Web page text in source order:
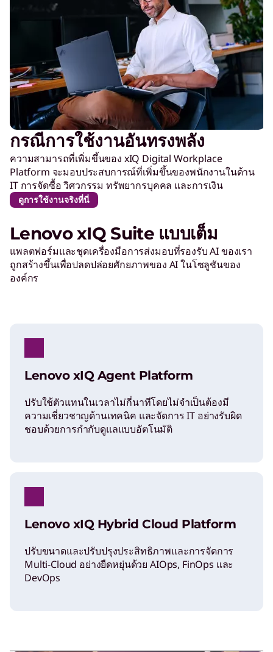
กรณีการใช้งานอันทรงพลัง
ความสามารถที่เพิ่มขึ้นของ xIQ Digital Workplace
Platform จะมอบประสบการณ์ที่เพิ่มขึ้นของพนักงานในด้าน
IT การจัดซื้อ วิศวกรรม ทรัพยากรบุคคล และการเงิน
ดูการใช้งานจริงที่นี่
Lenovo xIQ Suite แบบเต็ม
แพลตฟอร์มและชุดเครื่องมือการส่งมอบที่รองรับ AI ของเรา
ถูกสร้างขึ้นเพื่อปลดปล่อยศักยภาพของ AI ในโซลูชันของ
องค์กร
Lenovo xIQ Agent Platform
ปรับใช้ตัวแทนในเวลาไม่กี่นาทีโดยไม่จำเป็นต้องมี
ความเชี่ยวชาญด้านเทคนิค และจัดการ IT อย่างรับผิด
ชอบด้วยการกำกับดูแลแบบอัตโนมัติ
Lenovo xIQ Hybrid Cloud Platform
ปรับขนาดและปรับปรุงประสิทธิภาพและการจัดการ
Multi-Cloud อย่างยืดหยุ่นด้วย AIOps, FinOps และ
DevOps